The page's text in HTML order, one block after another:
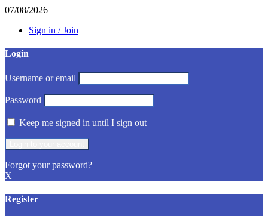
07/08/2026
Sign in / Join
Login
Username or email
Password
Keep me signed in until I sign out
Forgot your password?
X
Register